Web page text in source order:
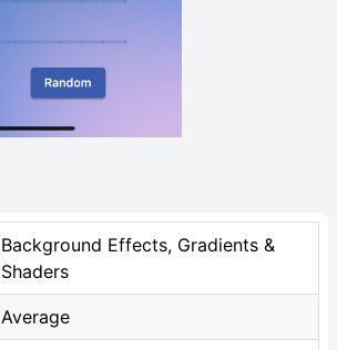
Background Effects, Gradients &
Shaders
Average